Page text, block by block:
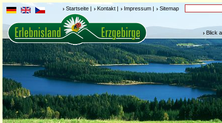
Startseite | Kontakt | Impressum | Sitemap
Blick